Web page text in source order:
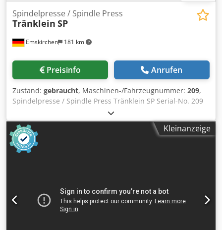
Emskirchen 181 km
Spindelpresse / Spindle Press
Tränklein SP
Preisinfo Anrufen
Zustand: gebraucht, Maschinen-/Fahrzeugnummer: 209,
Spindelpresse / Spindle Press Tränklein SP Serial-No. 209
Cedoupy Tgepfx Ap Asha Pressfläche / Press area max. 300
x 400mm Online-Video-Inspection by Skype-Video We
would be very pleased with your visit - more machines on
Stock Available Immediately - Can be inspect On Stock
Emskirchen / Nürnberg - Can be test
Kleinanzeige